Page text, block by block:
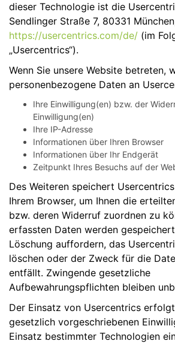
dieser Technologie ist die
Sendlinger Straße 7, 80331
https://usercentrics.com/de/ (im
„Usercentrics“).
Wenn Sie unsere Website betreten,
personenbezogene Daten an
Ihre Einwilligung(en) bzw. der
Einwilligung(en)
Ihre IP-Adresse
Informationen über Ihren Browser
Informationen über Ihr Endgerät
Zeitpunkt Ihres Besuchs auf der
Des Weiteren speichert
Ihrem Browser, um Ihnen die
bzw. deren Widerruf zuordnen zu
erfassten Daten werden
Löschung auffordern, das
löschen oder der Zweck für die
entfällt. Zwingende gesetzliche
Aufbewahrungspflichten bleiben
Der Einsatz von Usercentrics
gesetzlich vorgeschriebenen
Einsatz bestimmter Technologien